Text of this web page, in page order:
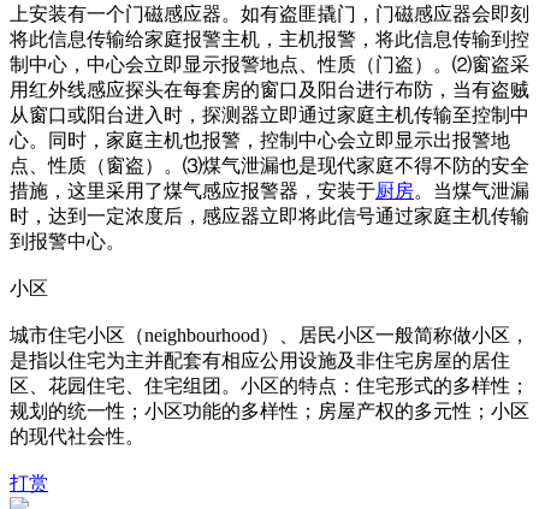
上安装有一个门磁感应器。如有盗匪撬门，门磁感应器会即刻
将此信息传输给家庭报警主机，主机报警，将此信息传输到控
制中心，中心会立即显示报警地点、性质（门盗）。⑵窗盗采
用红外线感应探头在每套房的窗口及阳台进行布防，当有盗贼
从窗口或阳台进入时，探测器立即通过家庭主机传输至控制中
心。同时，家庭主机也报警，控制中心会立即显示出报警地
点、性质（窗盗）。⑶煤气泄漏也是现代家庭不得不防的安全
措施，这里采用了煤气感应报警器，安装于厨房。当煤气泄漏
时，达到一定浓度后，感应器立即将此信号通过家庭主机传输
到报警中心。
小区
城市住宅小区（neighbourhood）、居民小区一般简称做小区，
是指以住宅为主并配套有相应公用设施及非住宅房屋的居住
区、花园住宅、住宅组团。小区的特点：住宅形式的多样性；
规划的统一性；小区功能的多样性；房屋产权的多元性；小区
的现代社会性。
打赏